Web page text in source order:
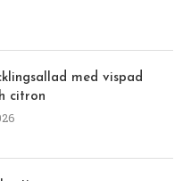
med vispad
citron